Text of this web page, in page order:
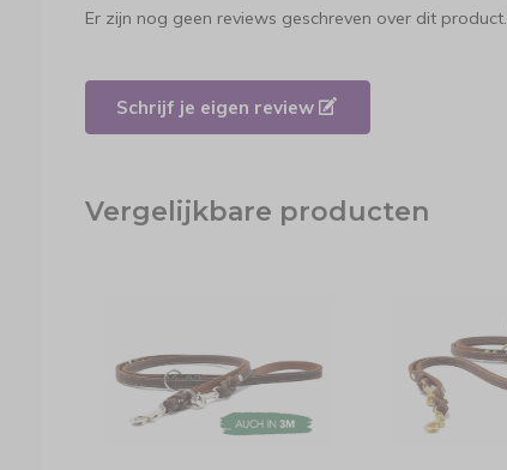
Er zijn nog geen reviews geschreven over dit product.
Schrijf je eigen review
Vergelijkbare producten